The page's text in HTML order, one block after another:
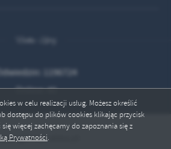
Odwiedzin: 1196724
Online: 40
by rabka.pl
w celu realizacji usług. Możesz określić
dostępu do plików cookies klikając przycisk
więcej zachęcamy do zapoznania się z
Prywatności.